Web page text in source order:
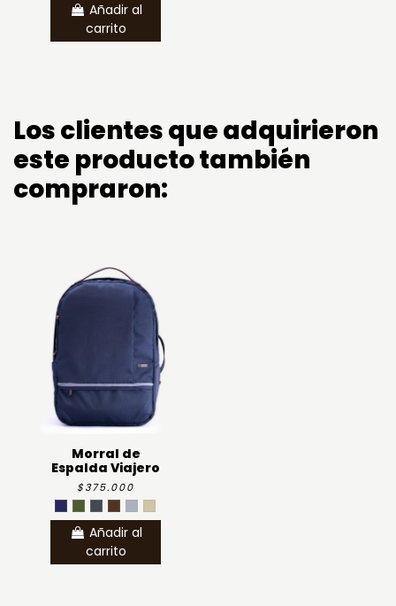
Añadir al
carrito
Los clientes que adquirieron
este producto también
compraron:
Morral de
Espalda Viajero
$375.000
Añadir al
carrito